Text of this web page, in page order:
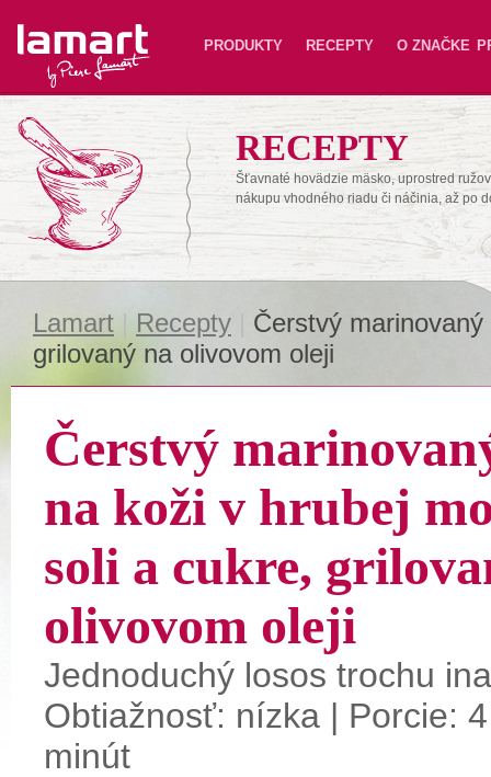
Lamart PRODUKTY RECEPTY O ZNAČKE
RECEPTY
Šťavnaté hovädzie mäsko, uprostred
nákupu vhodného riadu či náčinia, až po
Lamart Recepty
Čerstvý
grilovaný na olivovom oleji
Čerstvý
na koži v hrubej
soli a cukre,
olivovom oleji
Jednoduchý losos trochu
Obtiažnosť: nízka | Porcie:
minút